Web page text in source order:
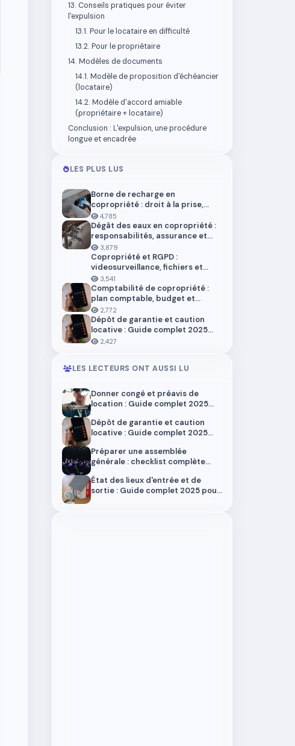
13. Conseils pratiques pour éviter
l'expulsion
13.1. Pour le locataire en difficulté
13.2. Pour le propriétaire
14. Modèles de documents
14.1. Modèle de proposition d'échéancier
(locataire)
14.2. Modèle d'accord amiable
(propriétaire + locataire)
Conclusion : L'expulsion, une procédure
longue et encadrée
LES PLUS LUS
Borne de recharge en
copropriété : droit à la prise,
installation et aides en 2026
4,785
Dégât des eaux en copropriété :
responsabilités, assurance et
démarches
3,879
Copropriété et RGPD :
videosurveillance, fichiers et
donnees personnelles
3,541
Comptabilité de copropriété :
plan comptable, budget et
trésorerie 2026
2,772
Dépôt de garantie et caution
locative : Guide complet 2025
pour locataires et propriétaires
2,427
LES LECTEURS ONT AUSSI LU
Donner congé et préavis de
location : Guide complet 2025
Dépôt de garantie et caution
locative : Guide complet 2025
Préparer une assemblée
générale : checklist complète
État des lieux d'entrée et de
sortie : Guide complet 2025 pour